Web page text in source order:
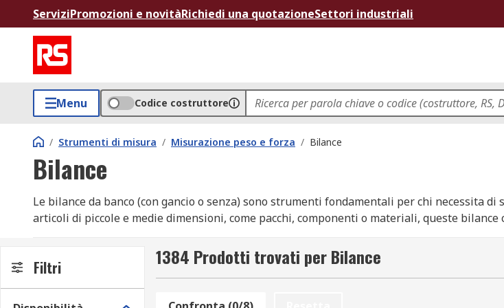
ServiziPromozioni e novitàRichiedi una quotazioneSettori industriali
Menu Codice costruttore
/ Strumenti di misura / Misurazione peso e forza / Bilance
Bilance
Le bilance da banco (con gancio o senza) sono strumenti fondamentali per chi necessita
articoli di piccole e medie dimensioni, come pacchi, componenti o materiali, queste
particolarmente utili per applicazioni specifiche, e i modelli calibrati, progettati per
Differenze fra bilance
Filtri 1384 Prodotti trovati per Bilance